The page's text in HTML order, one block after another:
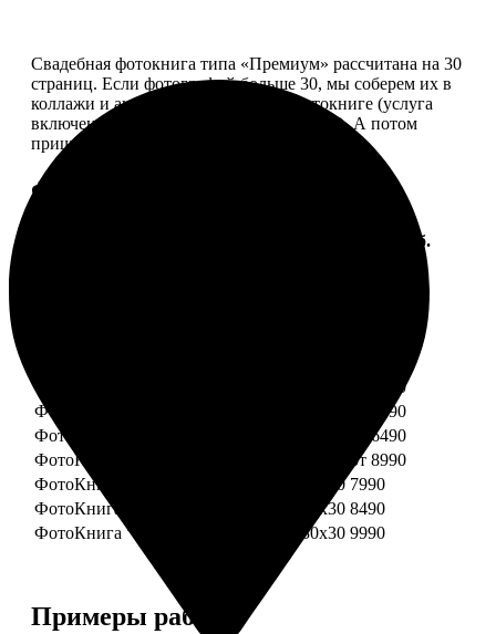
Свадебная фотокнига типа «Премиум» рассчитана на 30
страниц. Если фотографий больше 30, мы соберем их в
коллажи и аккуратно разместим в фотокниге (услуга
включена, стоимость останется прежней). А потом
пришлем вам на согласование развороты.
Форматы и цены
Цена, руб.
ФотоКнига "Премиум" 20x30
от 4990
ФотоКнига "Премиум" 25x25
от 5990
ФотоКнига "Премиум" 30x30
от 6490
ФотоКнига "Премиум" 30x45
от 8990
ФотоКнига "Премиум" Свадебная 20x20 7990
ФотоКнига "Премиум" Свадебная 20x30 8490
ФотоКнига "Премиум" Свадебная 30x30 9990
Примеры работ